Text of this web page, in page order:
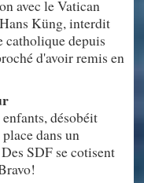
avec le Vatican
Küng, interdit
catholique depuis
d'avoir remis en
désobéit
dans un
SDF se cotisent